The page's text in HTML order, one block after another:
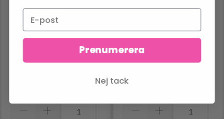
91382 FRUKTIGA
147-28 MELANGE BY
DROPS DESIGN
Prenumerera
Nej tack